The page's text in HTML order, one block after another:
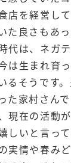
店を経営し
た良さもあ
代は、ネガ
は生まれ育
るそうです
た家村さん
現在の活動
しいと言っ
実情や春み